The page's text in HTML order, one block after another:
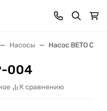
Насосы Насос BETO
004
К сравнению